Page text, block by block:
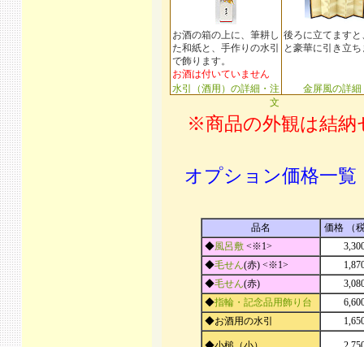
お酒の箱の上に、筆耕し
た和紙と、手作りの水引
で飾ります。
お酒は付いていません
水引（酒用）の詳細・注
文
後ろに立てますと
と豪華に引き立ち
金屏風の詳細
※商品の外観は結納
オプション価格一覧
品名
価格 （
◆風呂敷 <※1>
◆毛せん(赤) <※1>
◆毛せん(赤)
◆指輪・記念品用飾り台
◆お酒用の水引